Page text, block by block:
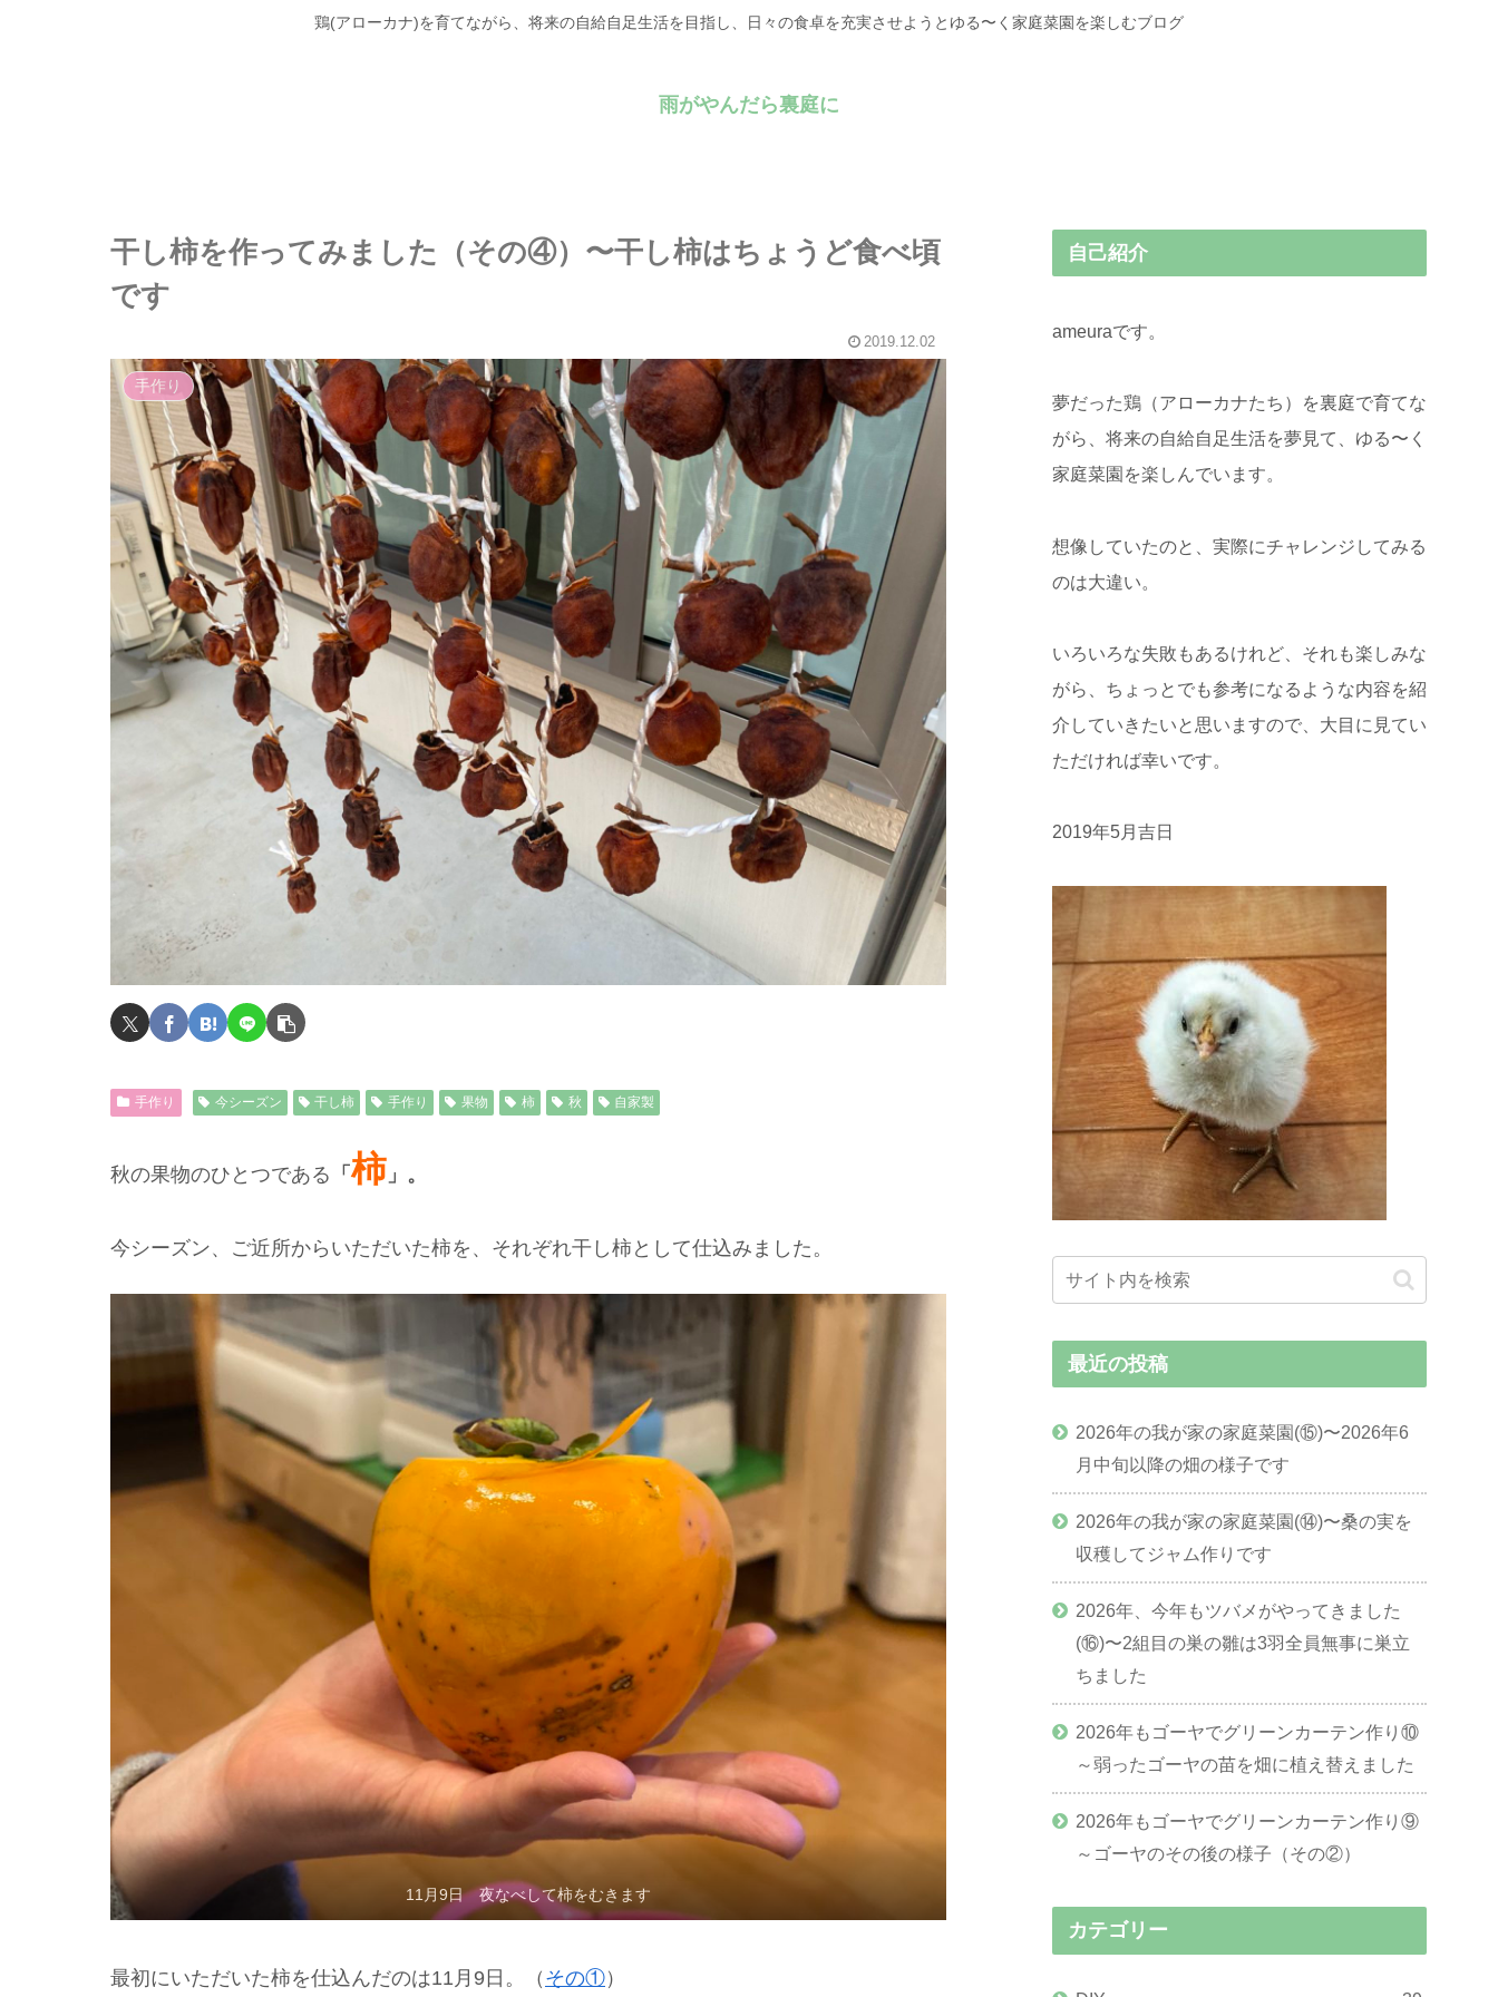
鶏(アローカナ)を育てながら、将来の自給自足生活を目指し、日々の食卓を充実させようとゆる〜く家庭菜園を楽しむブログ
雨がやんだら裏庭に
干し柿を作ってみました（その④）〜干し柿はちょうど食べ頃
です
2019.12.02
手作り
手作り 今シーズン 干し柿 手作り 果物 柿 秋 自家製
秋の果物のひとつである 「柿 」。
今シーズン、ご近所からいただいた柿を、それぞれ干し柿として仕込みました。
11月9日 夜なべして柿をむきます
最初にいただいた柿を仕込んだのは11月9日。（ その①）
自己紹介
ameuraです。
夢だった鶏（アローカナたち）を裏庭で育てな
がら、将来の自給自足生活を夢見て、ゆる〜く
家庭菜園を楽しんでいます。
想像していたのと、実際にチャレンジしてみる
のは大違い。
いろいろな失敗もあるけれど、それも楽しみな
がら、ちょっとでも参考になるような内容を紹
介していきたいと思いますので、大目に見てい
ただければ幸いです。
2019年5月吉日
最近の投稿
2026年の我が家の家庭菜園(⑮)〜2026年6
月中旬以降の畑の様子です
2026年の我が家の家庭菜園(⑭)〜桑の実を
収穫してジャム作りです
2026年、今年もツバメがやってきました
(⑯)〜2組目の巣の雛は3羽全員無事に巣立
ちました
2026年もゴーヤでグリーンカーテン作り⑩
～弱ったゴーヤの苗を畑に植え替えました
2026年もゴーヤでグリーンカーテン作り⑨
～ゴーヤのその後の様子（その②）
カテゴリー